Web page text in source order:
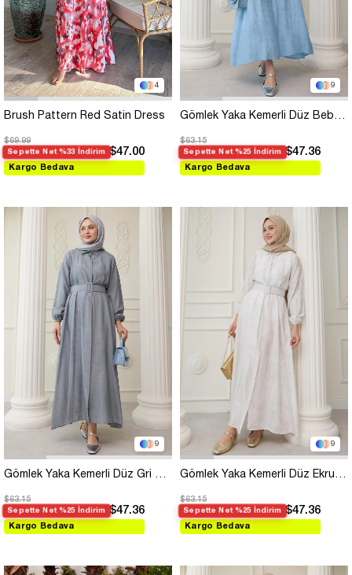
4
Brush Pattern Red Satin Dress
$69.99
Sepette Net %33 İndirim $47.00
Kargo Bedava
9
Gömlek Yaka Kemerli Düz Bebe Mavisi Elbise
$63.15
Sepette Net %25 İndirim $47.36
Kargo Bedava
9
Gömlek Yaka Kemerli Düz Gri Viskon Elbise
$63.15
Sepette Net %25 İndirim $47.36
Kargo Bedava
9
Gömlek Yaka Kemerli Düz Ekru Viskon Elbise
$63.15
Sepette Net %25 İndirim $47.36
Kargo Bedava